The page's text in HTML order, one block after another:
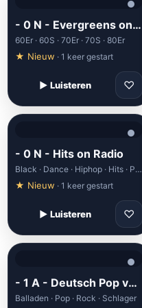
- 0 N - Evergreens on Radio
60Er · 60S · 70Er · 70S · 80Er
★ Nieuw · 1 keer gestart
▶ Luisteren ♡
- 0 N - Hits on Radio
Black · Dance · Hiphop · Hits · Pop
★ Nieuw · 1 keer gestart
▶ Luisteren ♡
- 1 A - Deutsch Pop von 1A Radio
Balladen · Pop · Rock · Schlager